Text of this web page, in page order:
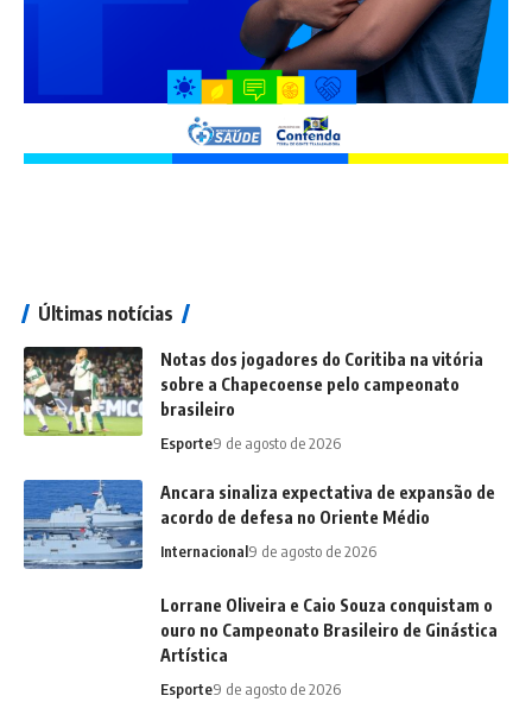
Últimas notícias
Notas dos jogadores do Coritiba na vitória
sobre a Chapecoense pelo campeonato
brasileiro
Esporte9 de agosto de 2026
Ancara sinaliza expectativa de expansão de
acordo de defesa no Oriente Médio
Internacional9 de agosto de 2026
Lorrane Oliveira e Caio Souza conquistam o
ouro no Campeonato Brasileiro de Ginástica
Artística
Esporte9 de agosto de 2026